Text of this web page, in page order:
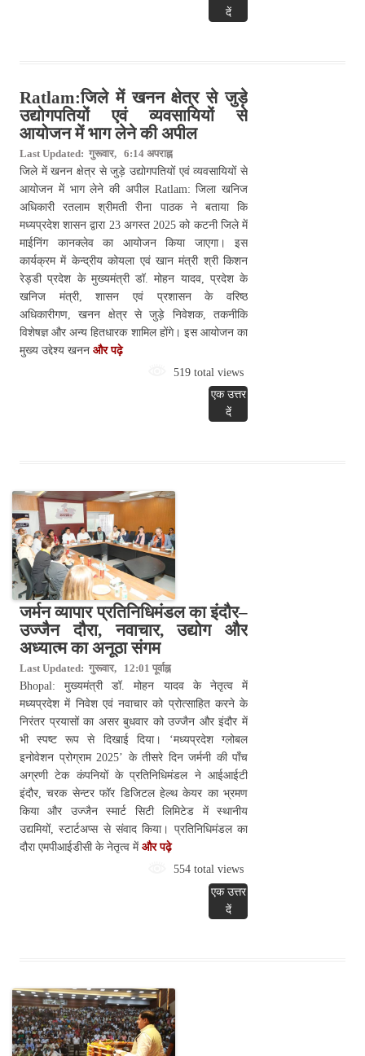
दें
Ratlam:जिले में खनन क्षेत्र से जुड़े
उद्योगपतियों एवं व्यवसायियों से
आयोजन में भाग लेने की अपील
Last Updated: गुरूवार, 6:14 अपराह्न
जिले में खनन क्षेत्र से जुड़े उद्योगपतियों एवं व्यवसायियों से
आयोजन में भाग लेने की अपील Ratlam: जिला खनिज
अधिकारी रतलाम श्रीमती रीना पाठक ने बताया कि
मध्यप्रदेश शासन द्वारा 23 अगस्त 2025 को कटनी जिले में
माईनिंग कानक्लेव का आयोजन किया जाएगा। इस
कार्यक्रम में केन्द्रीय कोयला एवं खान मंत्री श्री किशन
रेड्डी प्रदेश के मुख्यमंत्री डॉ. मोहन यादव, प्रदेश के
खनिज मंत्री, शासन एवं प्रशासन के वरिष्ठ
अधिकारीगण, खनन क्षेत्र से जुड़े निवेशक, तकनीकि
विशेषज्ञ और अन्य हितधारक शामिल होंगे। इस आयोजन का
मुख्य उद्देश्य खनन और पढ़े
519 total views
एक उत्तर
दें
जर्मन व्यापार प्रतिनिधिमंडल का इंदौर–
उज्जैन दौरा, नवाचार, उद्योग और
अध्यात्म का अनूठा संगम
Last Updated: गुरूवार, 12:01 पूर्वाह्न
Bhopal: मुख्यमंत्री डॉ. मोहन यादव के नेतृत्व में
मध्यप्रदेश में निवेश एवं नवाचार को प्रोत्साहित करने के
निरंतर प्रयासों का असर बुधवार को उज्जैन और इंदौर में
भी स्पष्ट रूप से दिखाई दिया। ‘मध्यप्रदेश ग्लोबल
इनोवेशन प्रोग्राम 2025’ के तीसरे दिन जर्मनी की पाँच
अग्रणी टेक कंपनियों के प्रतिनिधिमंडल ने आईआईटी
इंदौर, चरक सेन्टर फॉर डिजिटल हेल्थ केयर का भ्रमण
किया और उज्जैन स्मार्ट सिटी लिमिटेड में स्थानीय
उद्यमियों, स्टार्टअप्स से संवाद किया। प्रतिनिधिमंडल का
दौरा एमपीआईडीसी के नेतृत्व में और पढ़े
554 total views
एक उत्तर
दें